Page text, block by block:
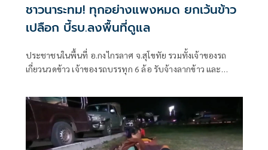
ชาวนาระทม! ทุกอย่างแพงหมด ยกเว้นข้าว
เปลือก บี้รบ.ลงพื้นที่ดูแล
ประชาชนในพื้นที่ อ.กงไกรลาศ จ.สุโขทัย รวมทั้งเจ้าของรถ
เกี่ยวนวดข้าว เจ้าของรถบรรทุก 6 ล้อ รับจ้างลากข้าว และ